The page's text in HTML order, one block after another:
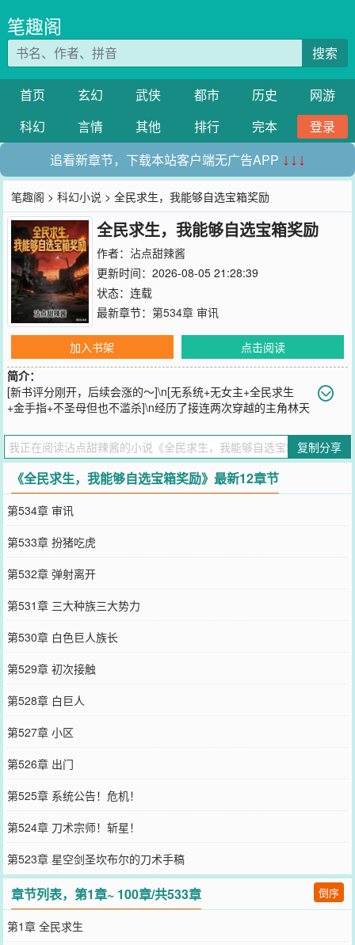
笔趣阁
搜索
首页 玄幻 武侠 都市 历史
网游
科幻
言情 其他 排行 完本
登录
追看新章节，下载本站客户端无广告APP ↓↓↓
笔趣阁 >科幻小说 > 全民求生，我能够自选宝箱奖励
全民求生，我能够自选宝箱奖励
作者： 沾点甜辣酱
更新时间：2026-08-05 21:28:39
状态：连载
最新章节： 第534章 审讯
加入书架
点击阅读
简介：
[新书评分刚开，后续会涨的～]\n[无系统+无女主+全民求生
+金手指+不圣母但也不滥杀]\n经历了接连两次穿越的主角林天
箱里面有的东西那就都是额滴！\n无限子弹的沙漠之鹰?拿来吧你！\n
阶段突破药剂?拿来把你！\n大容量空间戒指?拿来吧你！\n天赋进阶
宝石?拿来吧你！\n传说级的神器?拿来把你！\n只要是宝箱里面有
的，那就通通是我滴！\n官方外挂，最为致命！\n林天此时面露难
色，宝箱里面的好东西太多了，选不过来怎么办？
您要是觉得《
记向您QQ群和微博微信里的朋友推荐哦！
复制分享
《全民求生，我能够自选宝箱奖励》最新12章节
第534章 审讯
第533章 扮猪吃虎
第532章 弹射离开
第531章 三大种族三大势力
第530章 白色巨人族长
第529章 初次接触
第528章 白巨人
第527章 小区
第526章 出门
第525章 系统公告！危机！
第524章 刀术宗师！斩星！
第523章 星空剑圣坎布尔的刀术手稿
章节列表，第1章~ 100章/共533章 倒序
第1章 全民求生